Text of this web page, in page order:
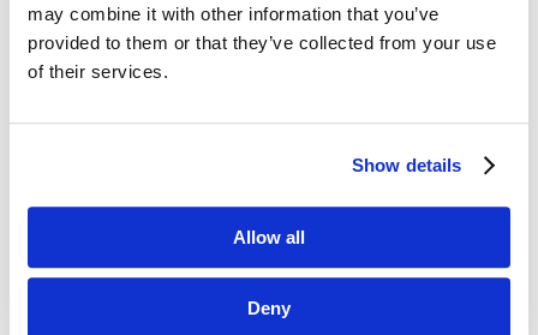
may combine it with other information that you’ve
provided to them or that they’ve collected from your use
of their services.
Show details
Allow all
Deny
91-811 Łódź
 601 098 038